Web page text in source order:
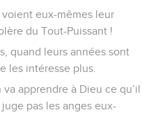
eux-mêmes leur
du Tout-Puissant !
quand leurs années sont
les intéresse plus.
apprendre à Dieu ce qu’il
pas les anges eux-